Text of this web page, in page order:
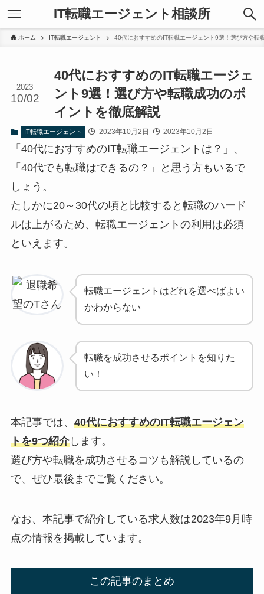
IT転職エージェント相談所
ホーム IT転職エージェント 40代におすすめのIT転職エージェント9選！選び方や転
40代におすすめのIT転職エージェ
ント9選！選び方や転職成功のポ
イントを徹底解説
2023
10/02
IT転職エージェント 2023年10月2日 2023年10月2日
「40代におすすめのIT転職エージェントは？」、
「40代でも転職はできるの？」と思う方もいるで
しょう。
たしかに20～30代の頃と比較すると転職のハード
ルは上がるため、転職エージェントの利用は必須
といえます。
転職エージェントはどれを選べばよい
かわからない
転職を成功させるポイントを知りた
い！
本記事では、 40代におすすめのIT転職エージェン
トを9つ紹介します。
選び方や転職を成功させるコツも解説しているの
で、ぜひ最後までご覧ください。
なお、本記事で紹介している求人数は2023年9月時
点の情報を掲載しています。
この記事のまとめ